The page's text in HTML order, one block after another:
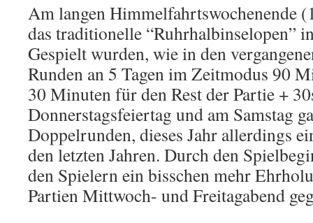
Am langen Himmelfahrtswochenende
das traditionelle “Ruhrhalbinselopen”
Gespielt wurden, wie in den
Runden an 5 Tagen im Zeitmodus 90
30 Minuten für den Rest der Partie +
Donnerstagsfeiertag und am Samstag
Doppelrunden, dieses Jahr allerdings
den letzten Jahren. Durch den
den Spielern ein bisschen mehr
Partien Mittwoch- und Freitagabend